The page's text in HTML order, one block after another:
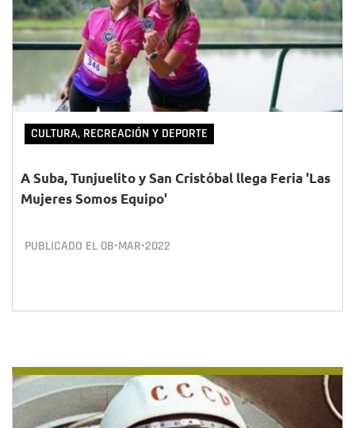
CULTURA, RECREACIÓN Y DEPORTE
A Suba, Tunjuelito y San Cristóbal llega Feria 'Las
Mujeres Somos Equipo'
PUBLICADO EL 08•MAR•2022